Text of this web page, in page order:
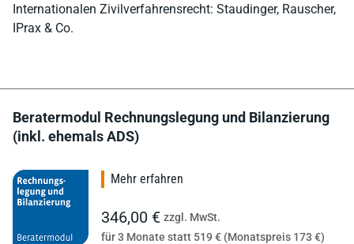
Internationalen Zivilverfahrensrecht: Staudinger, Rauscher,
IPrax & Co.
Beratermodul Rechnungslegung und Bilanzierung
(inkl. ehemals ADS)
Mehr erfahren
346,00 € zzgl. MwSt.
für 3 Monate statt 519 € (Monatspreis 173 €)